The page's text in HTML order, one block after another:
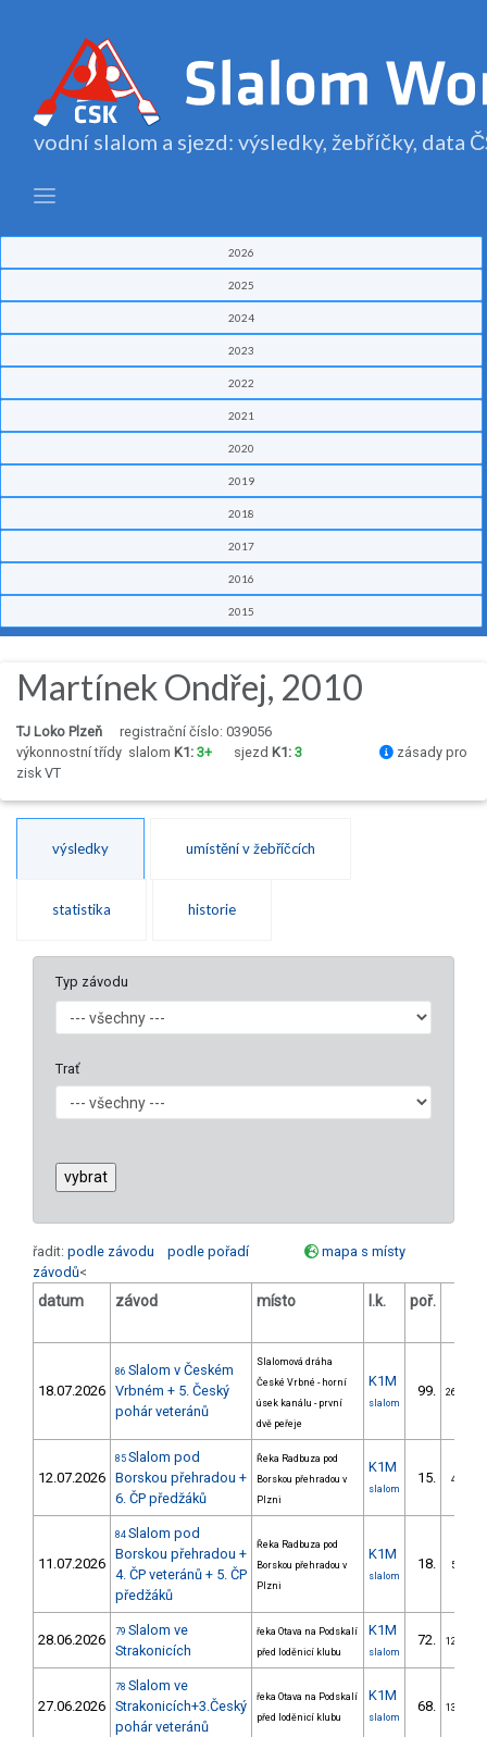
vodní slalom a sjezd: výsledky, žebříčky, data
2026
2025
2024
2023
2022
2021
2020
2019
2018
2017
2016
2015
Martínek Ondřej, 2010
TJ Loko Plzeň
registrační číslo: 039056
výkonnostní třídy slalom K1: 3+ sjezd K1: 3
zásady pro
zisk VT
výsledky umístění v žebříčcích
statistika historie
Typ závodu
Trať
řadit: podle závodu podle pořadí
mapa s místy
závodů<
datum závod místo l.k. poř.
18.07.2026
86 Slalom v Českém
Vrbném + 5. Český
pohár veteránů
Slalomová dráha
České Vrbné - horní
úsek kanálu - první
dvě peřeje
K1M
slalom
99. 26/DM
12.07.2026
85 Slalom pod
Borskou přehradou +
6. ČP předžáků
Řeka Radbuza pod
Borskou přehradou v
Plzni
K1M
slalom
15. 4/DM
11.07.2026
84 Slalom pod
Borskou přehradou +
4. ČP veteránů + 5. ČP
předžáků
Řeka Radbuza pod
Borskou přehradou v
Plzni
K1M
slalom
18. 5/DM
28.06.2026 79 Slalom ve
Strakonicích
řeka Otava na Podskalí
před loděnicí klubu
K1M
slalom
72. 12/DM
27.06.2026
78 Slalom ve
Strakonicích+3.Český
pohár veteránů
řeka Otava na Podskalí
před loděnicí klubu
K1M
slalom
68. 13/DM